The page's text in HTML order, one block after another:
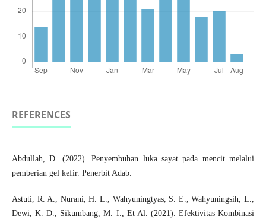
REFERENCES
Abdullah, D. (2022). Penyembuhan luka sayat pada mencit melalui
pemberian gel kefir. Penerbit Adab.
Astuti, R. A., Nurani, H. L., Wahyuningtyas, S. E., Wahyuningsih, L.,
Dewi, K. D., Sikumbang, M. I., Et Al. (2021). Efektivitas Kombinasi